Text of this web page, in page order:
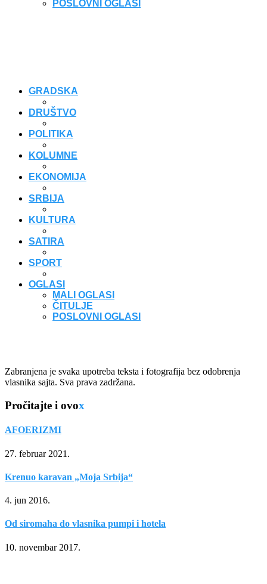
POSLOVNI OGLASI
GRADSKA
DRUŠTVO
POLITIKA
KOLUMNE
EKONOMIJA
SRBIJA
KULTURA
SATIRA
SPORT
OGLASI
MALI OGLASI
ČITULJE
POSLOVNI OGLASI
Zabranjena je svaka upotreba teksta i fotografija bez odobrenja
vlasnika sajta. Sva prava zadržana.
Pročitajte i ovox
AFOERIZMI
27. februar 2021.
Krenuo karavan „Moja Srbija“
4. jun 2016.
Od siromaha do vlasnika pumpi i hotela
10. novembar 2017.